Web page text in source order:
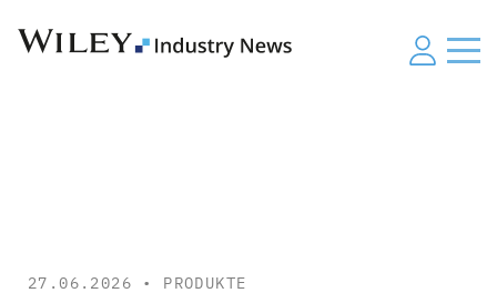
27.06.2026 • PRODUKTE